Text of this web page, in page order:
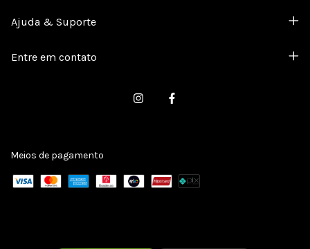
Ajuda & Suporte
Entre em contato
Meios de pagamento